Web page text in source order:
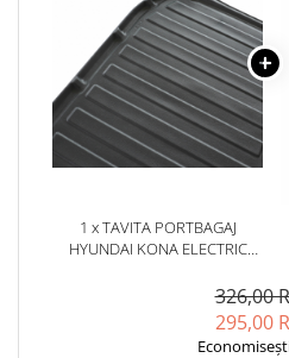
1 x TAVITA PORTBAGAJ
HYUNDAI KONA ELECTRIC
326,00
295,00